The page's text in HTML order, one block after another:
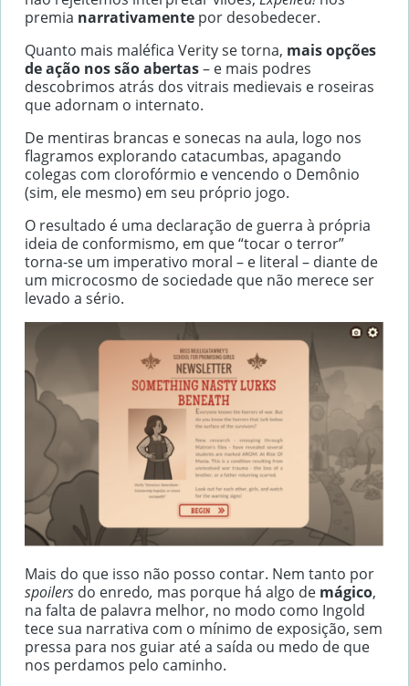
premia narrativamente por desobedecer.
Quanto mais maléfica Verity se torna, mais opções
de ação nos são abertas– e mais podres
descobrimos atrás dos vitrais medievais e roseiras
que adornam o internato.
De mentiras brancas e sonecas na aula, logo nos
flagramos explorando catacumbas, apagando
colegas com clorofórmio e vencendo o Demônio
(sim, ele mesmo) em seu próprio jogo.
O resultado é uma declaração de guerra à própria
ideia de conformismo, em que “tocar o terror”
torna-se um imperativo moral – e literal – diante de
um microcosmo de sociedade que não merece ser
levado a sério.
Mais do que isso não posso contar. Nem tanto por
spoilers do enredo, mas porque há algo de mágico,
na falta de palavra melhor, no modo como Ingold
tece sua narrativa com o mínimo de exposição, sem
pressa para nos guiar até a saída ou medo de que
nos perdamos pelo caminho.